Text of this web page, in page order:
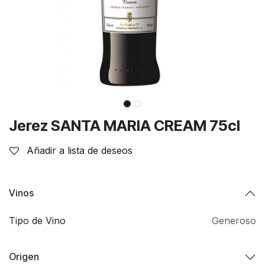
Jerez SANTA MARIA CREAM 75cl
Añadir a lista de deseos
Vinos
Tipo de Vino Generoso
Origen